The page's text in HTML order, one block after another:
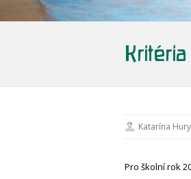
Katarína
Pro školní rok